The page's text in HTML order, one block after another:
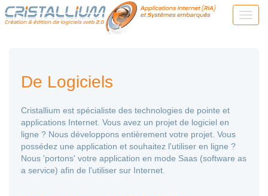
De Logiciels
Cristallium est spécialiste des technologies de pointe et
applications Internet. Vous avez un projet de logiciel en
ligne ? Nous développons entièrement votre projet. Vous
possédez une application et souhaitez l'utiliser en ligne ?
Nous 'portons' votre application en mode Saas (software as
a service) afin de l'utiliser sur Internet.